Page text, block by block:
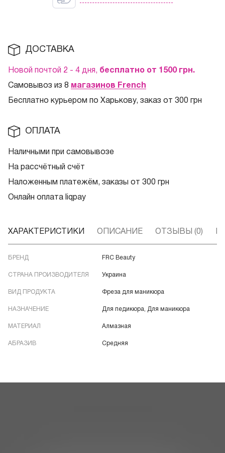
ДОСТАВКА
Новой почтой 2 - 4 дня, бесплатно от 1500 грн.
Самовывоз из 8 магазинов French
Бесплатно курьером по Харькову, заказ от 300 грн
ОПЛАТА
Наличными при самовывозе
На рассчётный счёт
Наложенным платежём, заказы от 300 грн
Онлайн оплата liqpay
ХАРАКТЕРИСТИКИ ОПИСАНИЕ ОТЗЫВЫ (0)
БРЕНД FRC Beauty
СТРАНА ПРОИЗВОДИТЕЛЯ Украина
ВИД ПРОДУКТА Фреза для маникюра
НАЗНАЧЕНИЕ Для педикюра, Для маникюра
МАТЕРИАЛ Алмазная
АБРАЗИВ Средняя